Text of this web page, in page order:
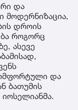
და
მოდერნიზაცია,
დროის
როგორც
ასევე
და
ბათუმის